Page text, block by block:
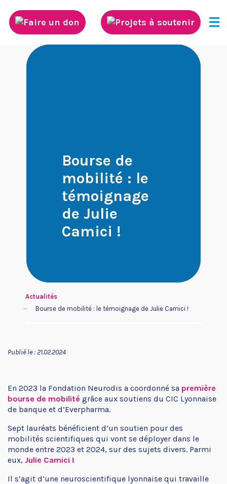
Découvrez Neurodis
Diffusion des connaissances
Je suis un patient ou un
Je cherche un financement
Bourse de
mobilité : le
témoignage
de Julie
Camici !
Actualités
Bourse de mobilité : le témoignage de Julie Camici !
Publié le : 21.02.2024
En 2023 la Fondation Neurodis a coordonné sa première
bourse de mobilité grâce aux soutiens du CIC Lyonnaise
de banque et d’Everpharma.
Sept lauréats bénéficient d’un soutien pour des
mobilités scientifiques qui vont se déployer dans le
monde entre 2023 et 2024, sur des sujets divers. Parmi
eux, Julie Camici !
Il s’agit d’une neuroscientifique lyonnaise qui travaille